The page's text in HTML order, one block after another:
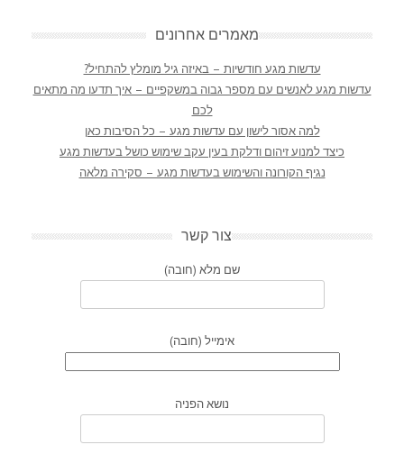
מאמרים אחרונים
עדשות מגע חודשיות – באיזה גיל מומלץ להתחיל?
עדשות מגע לאנשים עם מספר גבוה במשקפיים – איך תדעו מה מתאים
לכם
למה אסור לישון עם עדשות מגע – כל הסיבות כאן
כיצד למנוע זיהום ודלקת בעין עקב שימוש כושל בעדשות מגע
נגיף הקורונה והשימוש בעדשות מגע – סקירה מלאה
צור קשר
שם מלא (חובה)
אימייל (חובה)
נושא הפניה